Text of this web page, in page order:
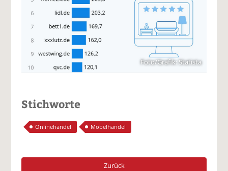
Foto/Grafik: Statista
Stichworte
Onlinehandel Möbelhandel
Zurück